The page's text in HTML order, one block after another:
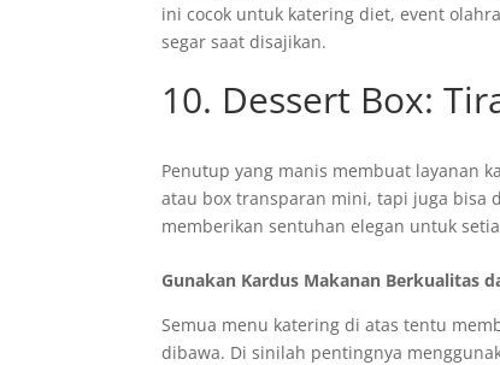
ini cocok untuk katering diet, event
segar saat disajikan.
10. Dessert Box:
Penutup yang manis membuat layanan
atau box transparan mini, tapi juga bisa
memberikan sentuhan elegan untuk
Gunakan Kardus Makanan Berkualitas
Semua menu katering di atas tentu
dibawa. Di sinilah pentingnya